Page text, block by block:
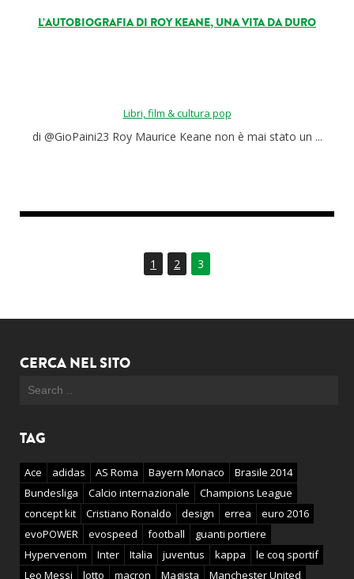
L’AUTOBIOGRAFIA DI ROY KEANE, UNA VITA DA DURO
Libri, film & cultura pop
di @GioPaini23 Roy Maurice Keane non è mai stato un ...
1 2 3
CERCA NEL SITO
TAG
Ace adidas AS Roma Bayern Monaco
Brasile 2014
Bundesliga
Calcio internazionale
Champions League
concept kit
Cristiano Ronaldo design errea
euro 2016
evoPOWER
evospeed football
guanti portiere
Hypervenom
Inter Italia juventus kappa
le coq sportif
Leo Messi
lotto macron Magista
Manchester United